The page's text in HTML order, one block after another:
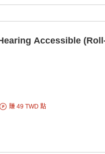
Accessible
賺 49 TWD 點